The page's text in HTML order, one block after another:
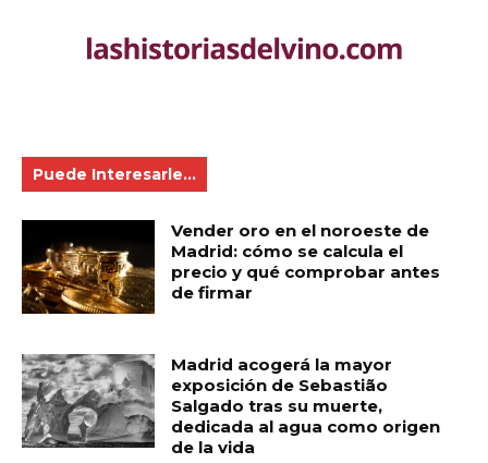
Puede Interesarle...
Vender oro en el noroeste de
Madrid: cómo se calcula el
precio y qué comprobar antes
de firmar
Madrid acogerá la mayor
exposición de Sebastião
Salgado tras su muerte,
dedicada al agua como origen
de la vida